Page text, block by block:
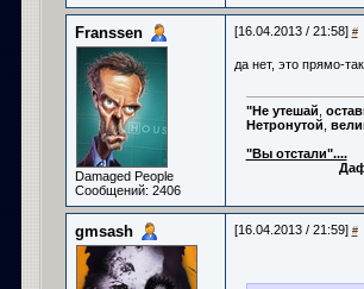
Franssen
Damaged People
Сообщений: 2406
[16.04.2013 / 21:58] #
да нет, это прямо-
"Не утешай
Нетронутой
"Вы отстали"....
gmsash [16.04.2013 / 21:59] #